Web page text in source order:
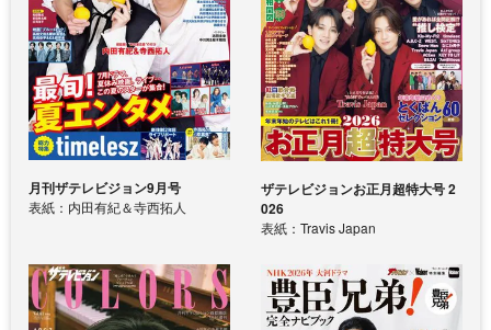
月刊ザテレビジョン9月号
表紙：内田有紀＆寺西拓人
ザテレビジョンお正月超特大号 2
026
表紙：Travis Japan